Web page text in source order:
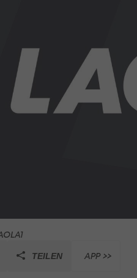
TEILEN APP >>